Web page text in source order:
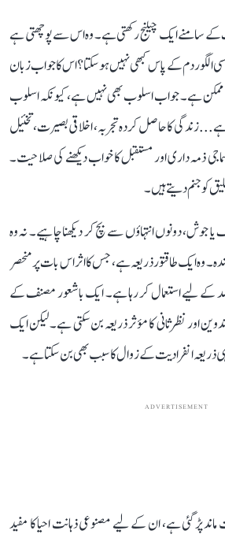
سامنے ایک چیلنج رکھتی ہے۔ وہ اس سے پوچھتی ہے
الگوردم کے پاس کبھی نہیں ہو سکتا؟ اس کا جواب زبان
ممکن ہے۔ جواب اسلوب بھی نہیں ہے، کیونکہ اسلوب
زندگی کا حاصل کردہ تجربہ، اخلاقی بصیرت، تخئیل
ذمہ داری اور مستقبل کا خواب دیکھنے کی صلاحیت۔
کو جنم دیتے ہیں۔
جوش، دونوں انتہاؤں سے بچ کر دیکھنا چاہیے۔ نہ وہ
وہ ایک طاقتور ذریعہ ہے، جس کا اثر اس بات پر منحصر
کے لیے استعمال کر رہا ہے۔ ایک باشعور مصنف کے
اور نظرثانی کا مؤثر ذریعہ بن سکتی ہے۔ لیکن ایک
انفرادیت کے زوال کا سبب بھی بن سکتا ہے۔
ADVERTISEMENT
پڑ گئی ہے، ان کے لیے مصنوعی ذہانت احیا کا مفید